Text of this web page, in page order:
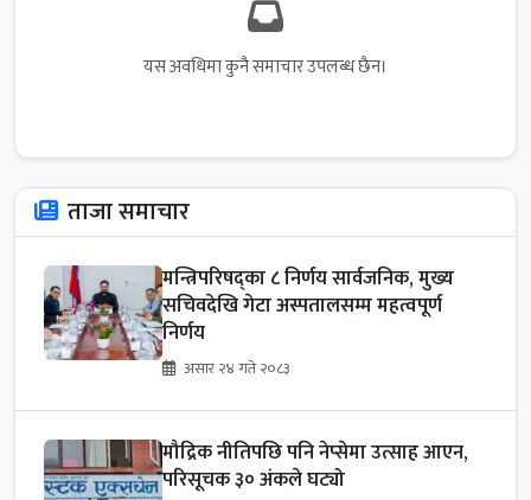
यस अवधिमा कुनै समाचार उपलब्ध छैन।
ताजा समाचार
मन्त्रिपरिषद्का ८ निर्णय सार्वजनिक, मुख्य
सचिवदेखि गेटा अस्पतालसम्म महत्वपूर्ण
निर्णय
असार २४ गते २०८३
मौद्रिक नीतिपछि पनि नेप्सेमा उत्साह आएन,
परिसूचक ३० अंकले घट्यो